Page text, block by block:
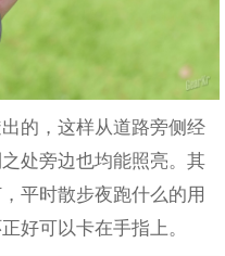
的，这样从道路旁侧经
处旁边也均能照亮。其
平时散步夜跑什么的用
好可以卡在手指上。